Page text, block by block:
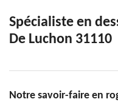
Spécialiste en
De Luchon 31110
Notre savoir-faire en